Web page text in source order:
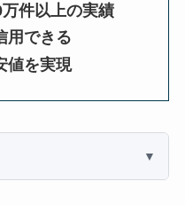
件以上の実績
用できる
値を実現